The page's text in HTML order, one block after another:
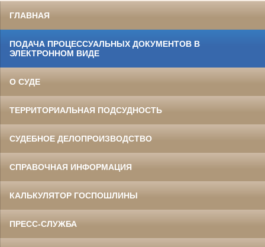
ГЛАВНАЯ
ПОДАЧА ПРОЦЕССУАЛЬНЫХ ДОКУМЕНТОВ В
ЭЛЕКТРОННОМ ВИДЕ
О СУДЕ
ТЕРРИТОРИАЛЬНАЯ ПОДСУДНОСТЬ
СУДЕБНОЕ ДЕЛОПРОИЗВОДСТВО
СПРАВОЧНАЯ ИНФОРМАЦИЯ
КАЛЬКУЛЯТОР ГОСПОШЛИНЫ
ПРЕСС-СЛУЖБА